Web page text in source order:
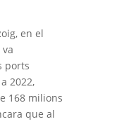
en el
ports
2022,
168 milions
que al